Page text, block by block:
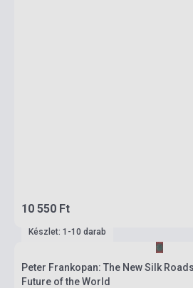
10 550 Ft
Készlet: 1-10 darab
Peter Frankopan: The New Silk
Future of the World